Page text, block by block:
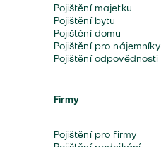
Pojištění majetku
Pojištění bytu
Pojištění domu
Pojištění pro nájemníky
Pojištění odpovědnosti
Firmy
Pojištění pro firmy